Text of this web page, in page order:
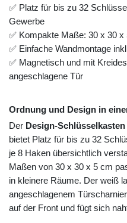
✅ Platz für bis zu 32
Gewerbe
✅ Kompakte Maße: 30 x 30 x
✅ Einfache Wandmontage
✅ Magnetisch und mit
angeschlagene Tür
Ordnung und Design in
Der Design-
bietet Platz für bis zu 32
je 8 Haken übersichtlich
Maßen von 30 x 30 x 5 cm
in kleinere Räume. Der weiß
angeschlagenem
auf der Front und fügt sich